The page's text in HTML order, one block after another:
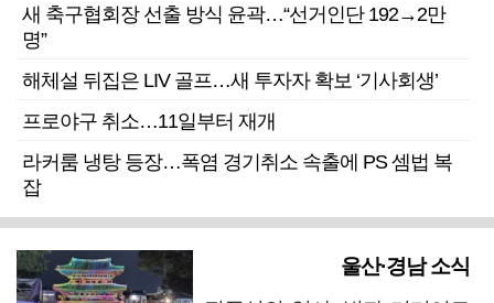
새 축구협회장 선출 방식 윤곽…“선거인단 192→2만
명”
해체설 뒤집은 LIV 골프…새 투자자 확보 ‘기사회생’
프로야구 취소…11일부터 재개
라커룸 냉탕 등장…폭염 경기취소 속출에 PS 셈법 복
잡
울산·경남 소식